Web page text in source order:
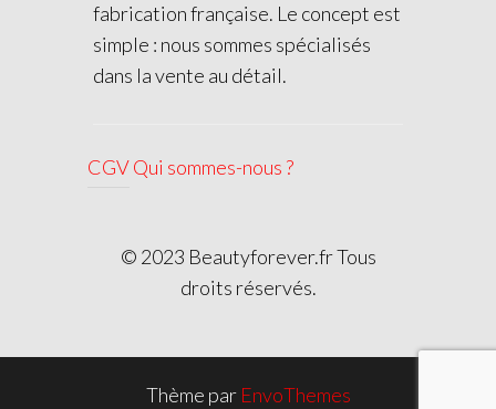
fabrication française. Le concept est
simple : nous sommes spécialisés
dans la vente au détail.
CGVQui sommes-nous ?
© 2023 Beautyforever.fr Tous
droits réservés.
Thème par EnvoThemes